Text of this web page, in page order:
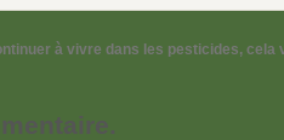
à vivre dans les pesticides, cela